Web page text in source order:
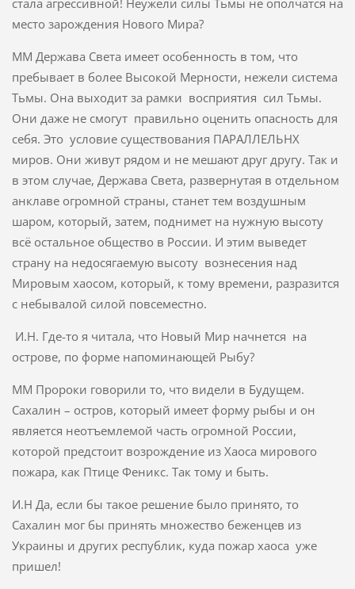
место зарождения Нового Мира?
ММ Держава Света имеет особенность в том, что
пребывает в более Высокой Мерности, нежели система
Тьмы. Она выходит за рамки восприятия сил Тьмы.
Они даже не смогут правильно оценить опасность для
себя. Это условие существования ПАРАЛЛЕЛЬНХ
миров. Они живут рядом и не мешают друг другу. Так и
в этом случае, Держава Света, развернутая в отдельном
анклаве огромной страны, станет тем воздушным
шаром, который, затем, поднимет на нужную высоту
всё остальное общество в России. И этим выведет
страну на недосягаемую высоту вознесения над
Мировым хаосом, который, к тому времени, разразится
с небывалой силой повсеместно.
И.Н. Где-то я читала, что Новый Мир начнется на
острове, по форме напоминающей Рыбу?
ММ Пророки говорили то, что видели в Будущем.
Сахалин – остров, который имеет форму рыбы и он
является неотъемлемой часть огромной России,
которой предстоит возрождение из Хаоса мирового
пожара, как Птице Феникс. Так тому и быть.
И.Н Да, если бы такое решение было принято, то
Сахалин мог бы принять множество беженцев из
Украины и других республик, куда пожар хаоса уже
пришел!